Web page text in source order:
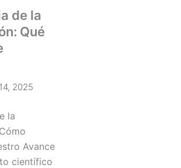
de la
Qué
2025
la
Avance
científico